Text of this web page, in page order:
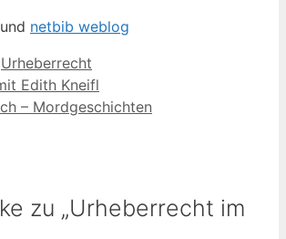
und netbib weblog
Schlagwörter
Urheberrecht
Edith Kneifl
– Mordgeschichten
zu „Urheberrecht im